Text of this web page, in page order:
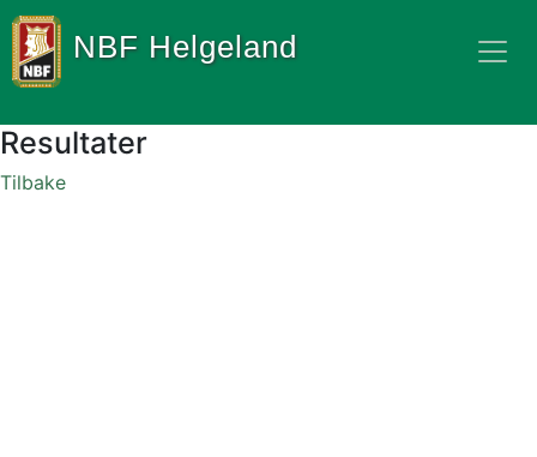
NBF Helgeland
Resultater
Tilbake